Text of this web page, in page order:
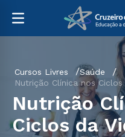
Cursos Livres
Saúde
Nutrição Clínica nos
Nutrição
Ciclos da